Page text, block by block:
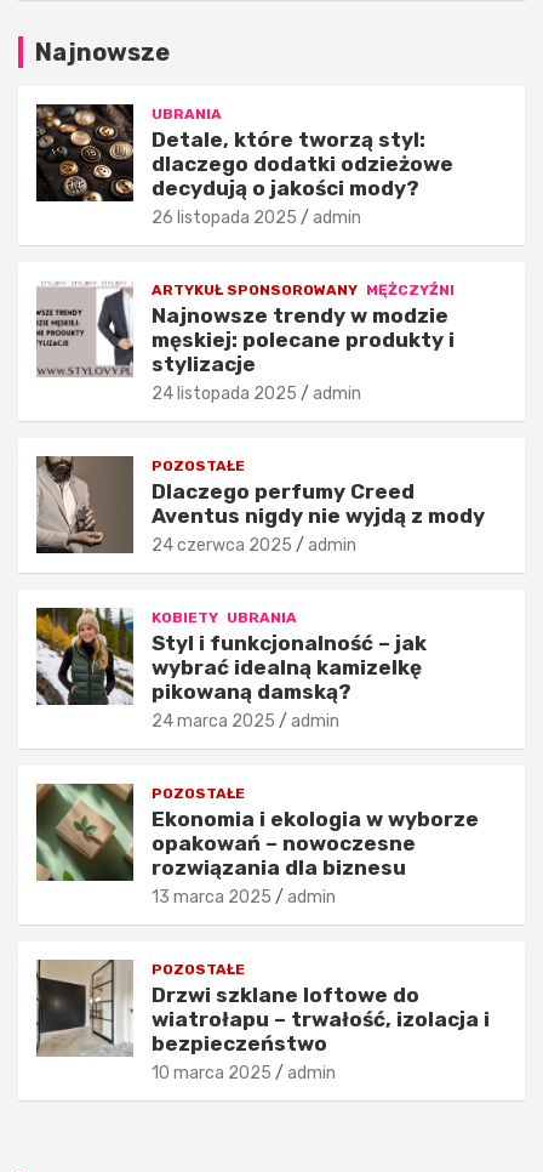
Najnowsze
UBRANIA
Detale, które tworzą styl:
dlaczego dodatki odzieżowe
decydują o jakości mody?
26 listopada 2025 admin
ARTYKUŁ SPONSOROWANY MĘŻCZYŹNI
Najnowsze trendy w modzie
męskiej: polecane produkty i
stylizacje
24 listopada 2025 admin
POZOSTAŁE
Dlaczego perfumy Creed
Aventus nigdy nie wyjdą z mody
24 czerwca 2025 admin
KOBIETY UBRANIA
Styl i funkcjonalność – jak
wybrać idealną kamizelkę
pikowaną damską?
24 marca 2025 admin
POZOSTAŁE
Ekonomia i ekologia w wyborze
opakowań – nowoczesne
rozwiązania dla biznesu
13 marca 2025 admin
POZOSTAŁE
Drzwi szklane loftowe do
wiatrołapu – trwałość, izolacja i
bezpieczeństwo
10 marca 2025 admin
g
o
o
d
a
t
i
d
z
e
o
e
d
e
c
y
u
ą
o
a
k
o
ś
c
o
d
y
?
26
listopada
admin
d
z
e
m
ę
s
i
p
o
e
a
n
e
p
r
d
u
k
t
i
s
t
y
a
c
e
24
listopada
admin